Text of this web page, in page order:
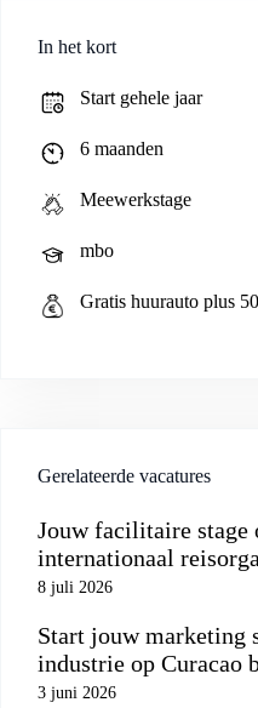
In het kort
Start gehele jaar
6 maanden
Meewerkstage
mbo
Gratis huurauto plus
Gerelateerde vacatures
Jouw facilitaire stage
internationaal
8 juli 2026
Start jouw marketing
industrie op Curacao
3 juni 2026